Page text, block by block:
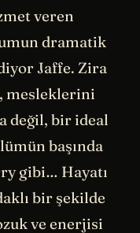
veren
dramatik
Jaffe. Zira
mesleklerini
değil, bir ideal
başında
gibi… Hayatı
bir şekilde
ve enerjisi